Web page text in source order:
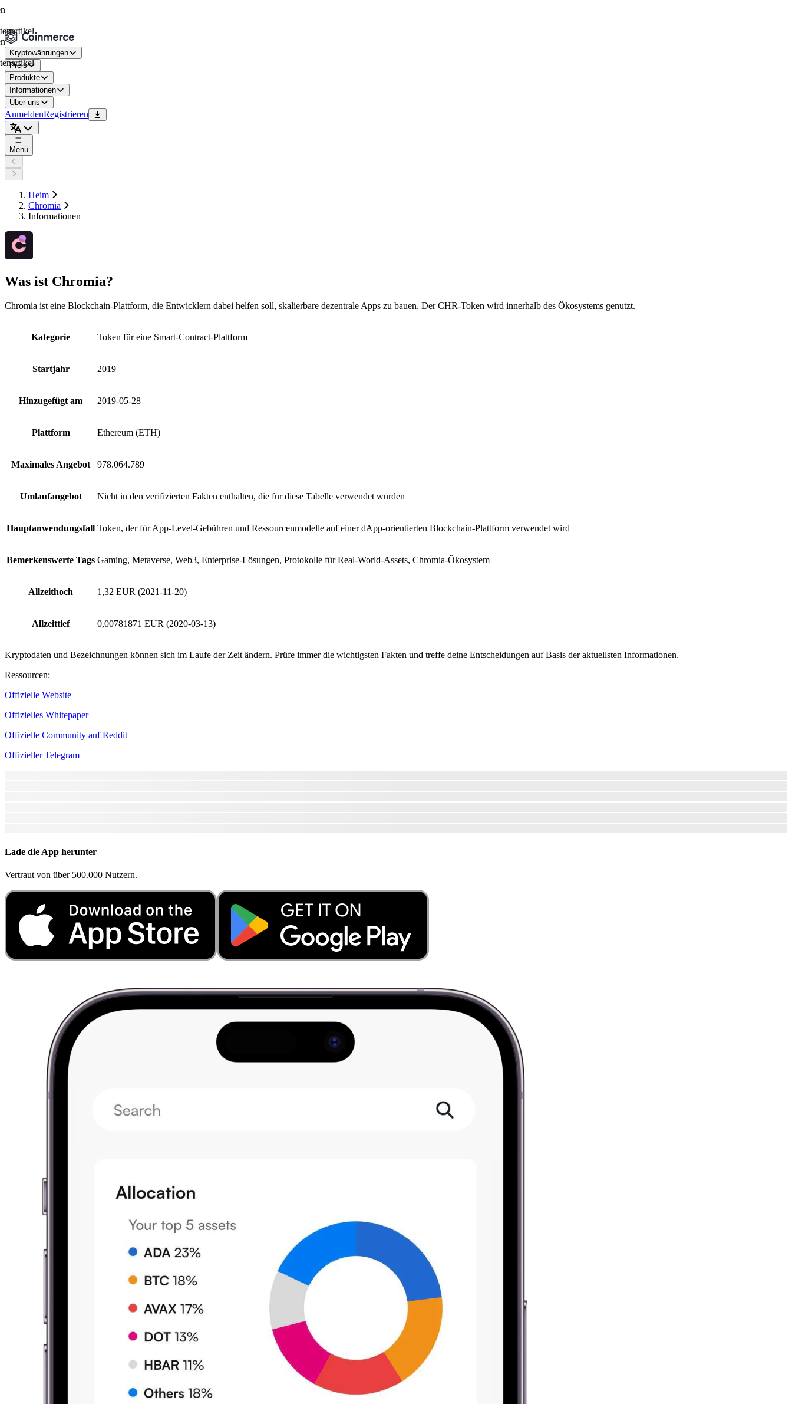
Kryptowährungen
Preis
Produkte
Informationen
Über uns
AnmeldenRegistrieren
Menü
Heim
Chromia
Informationen
Was ist Chromia?
Chromia ist eine Blockchain-Plattform, die Entwicklern dabei helfen soll, skalierbare dezentrale Apps zu bauen. Der CHR-Token wird innerhalb des Ökosystems genutzt.
Kategorie Token für eine Smart-Contract-Plattform
Startjahr 2019
Hinzugefügt am 2019-05-28
Plattform Ethereum (ETH)
Maximales Angebot 978.064.789
Umlaufangebot Nicht in den verifizierten Fakten enthalten, die für diese Tabelle verwendet wurden
Hauptanwendungsfall Token, der für App-Level-Gebühren und Ressourcenmodelle auf einer dApp-orientierten Blockchain-Plattform verwendet wird
Bemerkenswerte Tags Gaming, Metaverse, Web3, Enterprise-Lösungen, Protokolle für Real-World-Assets, Chromia-Ökosystem
Allzeithoch 1,32 EUR (2021-11-20)
Allzeittief 0,00781871 EUR (2020-03-13)
Kryptodaten und Bezeichnungen können sich im Laufe der Zeit ändern. Prüfe immer die wichtigsten Fakten und treffe deine Entscheidungen auf Basis der aktuellsten Informationen.
Ressourcen:
Offizielle Website
Offizielles Whitepaper
Offizielle Community auf Reddit
Offizieller Telegram
Lade die App herunter
Vertraut von über 500.000 Nutzern.